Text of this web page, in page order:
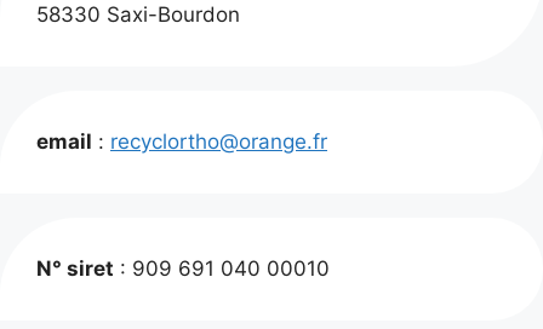
58330 Saxi-Bourdon
email : recyclortho@orange.fr
N° siret : 909 691 040 00010